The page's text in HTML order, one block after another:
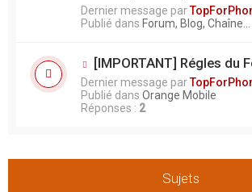
Dernier message par
Publié dans Forum, Blog, Chaîne...
[IMPORTANT] Régles du
Dernier message par
Publié dans Orange Mobile
Réponses : 2
Sujets